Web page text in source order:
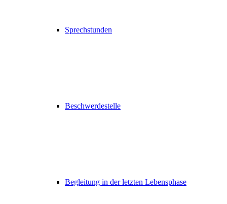
Sprechstunden
Beschwerdestelle
Begleitung in der letzten Lebensphase